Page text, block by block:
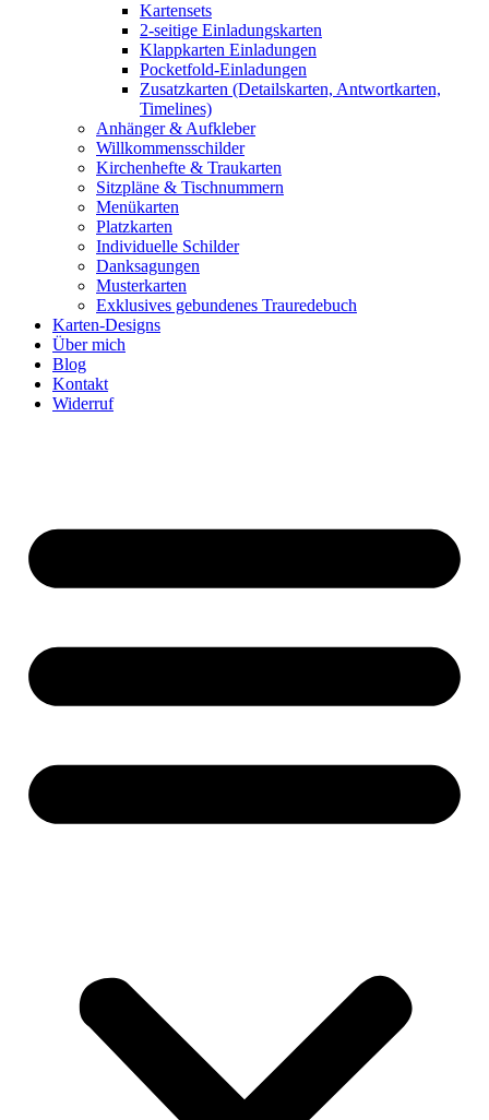
Kartensets
2-seitige Einladungskarten
Klappkarten Einladungen
Pocketfold-Einladungen
Zusatzkarten (Detailskarten, Antwortkarten,
Timelines)
Anhänger & Aufkleber
Willkommensschilder
Kirchenhefte & Traukarten
Sitzpläne & Tischnummern
Menükarten
Platzkarten
Individuelle Schilder
Danksagungen
Musterkarten
Exklusives gebundenes Trauredebuch
Karten-Designs
Über mich
Blog
Kontakt
Widerruf